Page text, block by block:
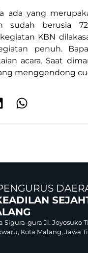
ada yang
sudah berusia
KBN
penuh.
acara. Saat
menggendong
Sigura-gura Jl. Joyosuko
Kota Malang, Jawa